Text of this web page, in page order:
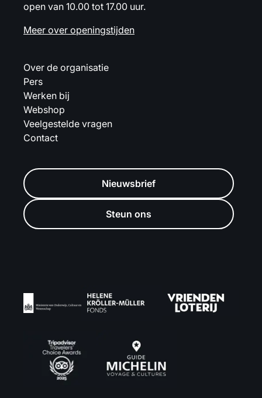
open van 10.00 tot 17.00 uur.
Meer over openingstijden
Over de organisatie
Pers
Werken bij
Webshop
Veelgestelde vragen
Contact
Nieuwsbrief
Steun ons